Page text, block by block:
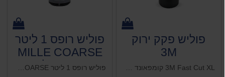
פוליש פקק ירוק
3M
פוליש רופס 1 ליטר
MILLE COARSE
חסר במלאי
פוליש רופס 1 ליטר MILLE COARSE חסר במלאי ווקס פרסטה 1 ליטר (אמריקאי)